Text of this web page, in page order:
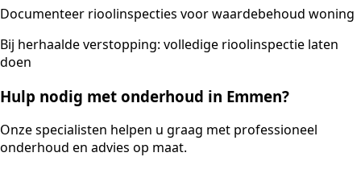
Documenteer rioolinspecties voor waardebehoud woning
Bij herhaalde verstopping: volledige rioolinspectie laten
doen
Hulp nodig met onderhoud in Emmen?
Onze specialisten helpen u graag met professioneel
onderhoud en advies op maat.